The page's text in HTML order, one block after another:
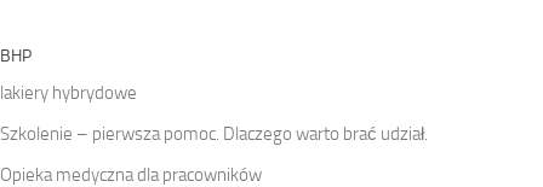
BHP
lakiery hybrydowe
Szkolenie – pierwsza pomoc. Dlaczego warto brać udział.
Opieka medyczna dla pracowników